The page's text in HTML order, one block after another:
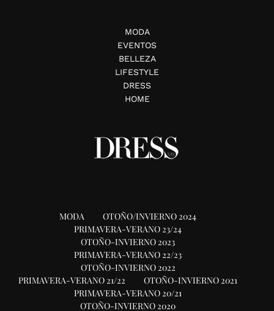
MODA
EVENTOS
BELLEZA
LIFESTYLE
DRESS
HOME
MODA
OTOÑO/INVIERNO 2024
PRIMAVERA-VERANO 23/24
OTOÑO-INVIERNO 2023
PRIMAVERA-VERANO 22/23
OTOÑO-INVIERNO 2022
PRIMAVERA-VERANO 21/22
OTOÑO-INVIERNO 2021
PRIMAVERA-VERANO 20/21
OTOÑO-INVIERNO 2020